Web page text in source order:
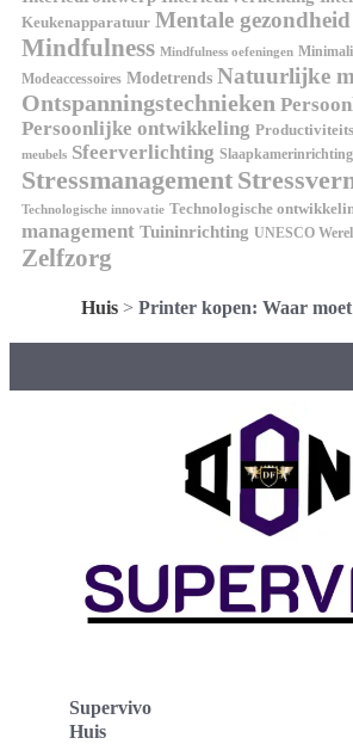
Keukenapparatuur Mentale gezondheid
Mindfulness Mindfulness oefeningen
Modeaccessoires Modetrends Natuurlijke
Ontspanningstechnieken
Persoonlijke ontwikkeling
meubels Sfeerverlichting Slaapkamerinrichting
Stressmanagement
Technologische innovatie Technologische
management Tuininrichting UNESCO
Zelfzorg
Huis> Printer kopen: Waar
Supervivo
Huis